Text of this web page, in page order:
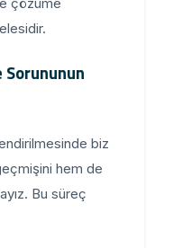
biz
hem de
Bu süreç